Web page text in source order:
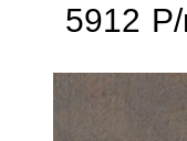
5912